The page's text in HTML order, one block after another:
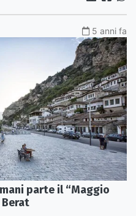
5 anni fa
parte il “Maggio